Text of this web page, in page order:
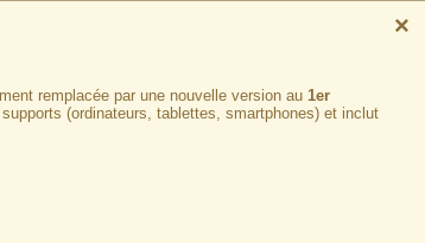
×
remplacée par une nouvelle version au 1er
(ordinateurs, tablettes, smartphones) et inclut